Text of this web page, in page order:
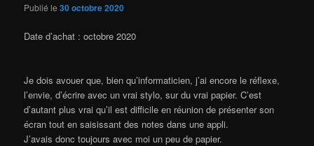
Publié le30 octobre 2020
Date d’achat : octobre 2020
Je dois avouer que, bien qu’informaticien, j’ai encore le réflexe,
l’envie, d’écrire avec un vrai stylo, sur du vrai papier. C’est
d’autant plus vrai qu’il est difficile en réunion de présenter son
écran tout en saisissant des notes dans une appli.
J’avais donc toujours avec moi un peu de papier.